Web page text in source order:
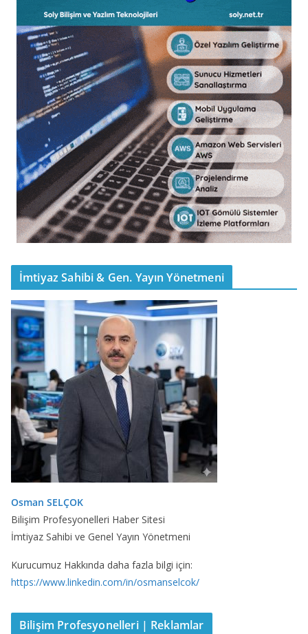
İmtiyaz Sahibi & Gen. Yayın Yönetmeni
Osman SELÇOK
Bilişim Profesyonelleri Haber Sitesi
İmtiyaz Sahibi ve Genel Yayın Yönetmeni
Kurucumuz Hakkında daha fazla bilgi için:
https://www.linkedin.com/in/osmanselcok/
Bilişim Profesyonelleri | Reklamlar